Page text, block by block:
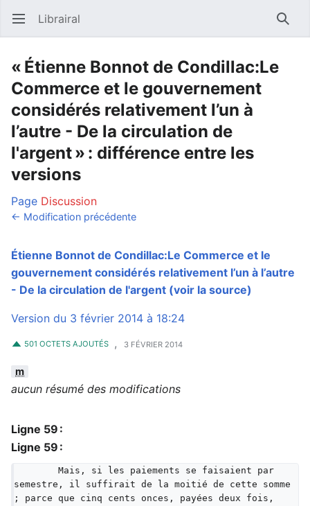
Ouvrir le menu principal Librairal
« Étienne Bonnot de Condillac:Le
Commerce et le gouvernement
considérés relativement l’un à
l’autre - De la circulation de
l'argent » : différence entre les
versions
Page Discussion
← Modification précédente
Étienne Bonnot de Condillac:Le Commerce et le
gouvernement considérés relativement l’un à l’autre
- De la circulation de l'argent (voir la source)
Version du 3 février 2014 à 18:24
501 OCTETS AJOUTÉS , 3 FÉVRIER 2014
m
aucun résumé des modifications
Ligne 59 :
Ligne 59 :
semestre, il suffirait de la moitié de cette somme
; parce que cinq cents onces, payées deux fois,